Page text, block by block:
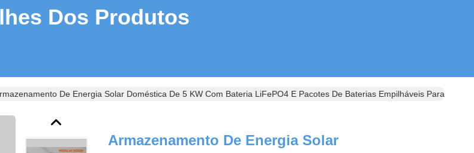
Dos Produtos
De Energia Solar Doméstica De 5 KW Com Bateria LiFePO4 E Pacotes De Baterias Empilháveis Para
Armazenamento De Energia Solar